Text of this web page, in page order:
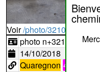
Voir/photo/321061?typ=d
photo n+321061
14/10/2018
Quaregnon 46